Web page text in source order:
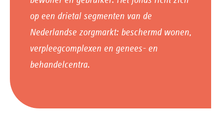
op een drietal segmenten van de
Nederlandse zorgmarkt: beschermd wonen,
verpleegcomplexen en genees- en
behandelcentra.